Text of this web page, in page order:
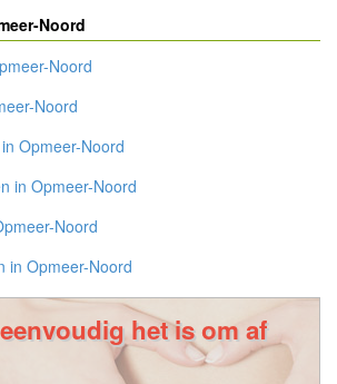
Noord
Noord
Noord
Opmeer-Noord
in Opmeer-Noord
Noord
in Opmeer-Noord
het is om af